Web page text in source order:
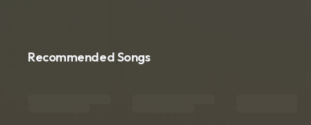
Recommended Songs